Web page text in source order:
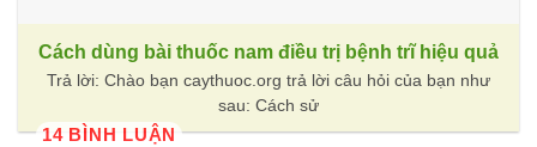
Cách dùng bài thuốc nam điều trị bệnh trĩ hiệu quả
Trả lời: Chào bạn caythuoc.org trả lời câu hỏi của bạn như
sau: Cách sử
14 BÌNH LUẬN